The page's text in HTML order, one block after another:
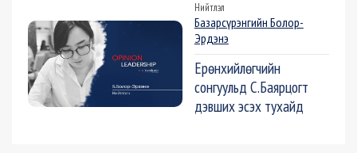
Нийтлэл
Базарсүрэнгийн Болор-
Эрдэнэ
Ерөнхийлөгчийн
сонгуульд С.Баярцогт
дэвших эсэх тухайд